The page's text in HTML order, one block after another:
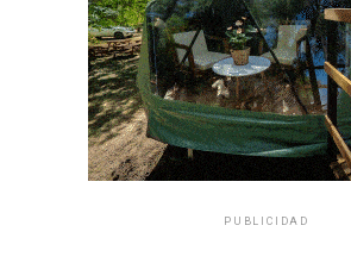
PUBLICIDAD